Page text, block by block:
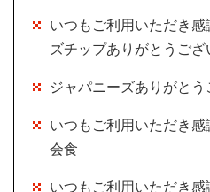
いつもご利用いただき
ズチップありがとうござ
ジャパニーズありがと
いつもご利用いただき
会食
いつもご利用いただき